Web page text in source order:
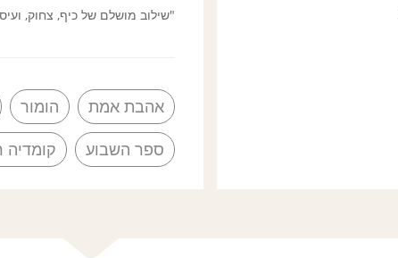
"שילוב מושלם של כיף, צחוק,
אהבת אמת הומור
ספר השבוע
קומדיה